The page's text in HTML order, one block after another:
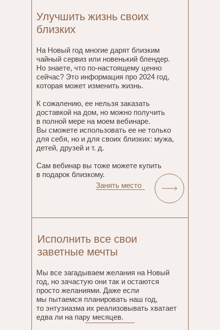
Улучшить жизнь своих
близких
На Новый год многие дарят близким
чайный сервиз или новенький блендер.
Но знаете, что по-настоящему ценно
сейчас? Это информация про 2024 год,
которая может изменить жизнь.
К сожалению, ее нельзя заказать
доставкой на дом, но можно получить
в полной мере на моем вебинаре.
Вы сможете использовать ее не только
для себя, но и для своих близких: мужа,
детей, друзей и т. д.
Сам вебинар вы тоже можете купить
в подарок близкому.
Исполнить все свои
заветные мечты
Мы все загадываем желания на Новый
год, но зачастую они так и остаются
просто желаниями. Даже если
мы пытаемся планировать наш год,
то энтузиазма их реализовывать хватает
едва ли на пару месяцев.
Занять место